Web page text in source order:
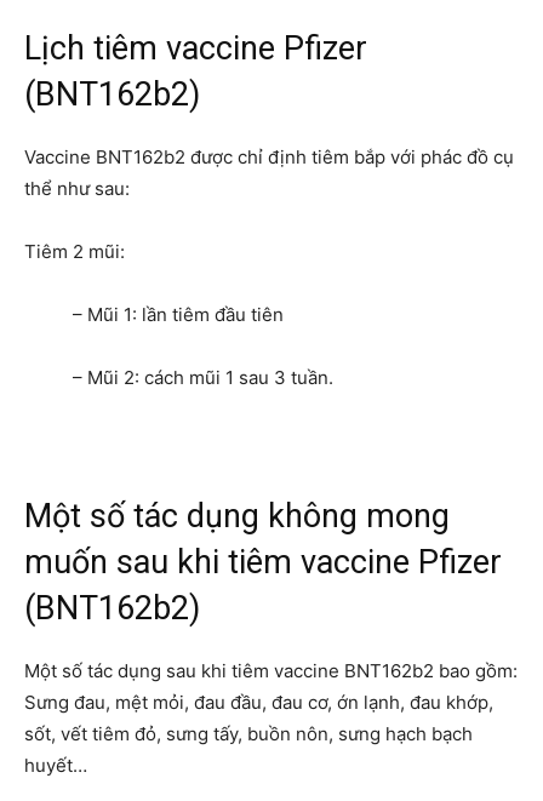
Lịch tiêm vaccine Pfizer
(BNT162b2)
Vaccine BNT162b2 được chỉ định tiêm bắp với phác đồ cụ
thể như sau:
Tiêm 2 mũi:
– Mũi 1: lần tiêm đầu tiên
– Mũi 2: cách mũi 1 sau 3 tuần.
Một số tác dụng không mong
muốn sau khi tiêm vaccine Pfizer
(BNT162b2)
Một số tác dụng sau khi tiêm vaccine BNT162b2 bao gồm:
Sưng đau, mệt mỏi, đau đầu, đau cơ, ớn lạnh, đau khớp,
sốt, vết tiêm đỏ, sưng tấy, buồn nôn, sưng hạch bạch
huyết…